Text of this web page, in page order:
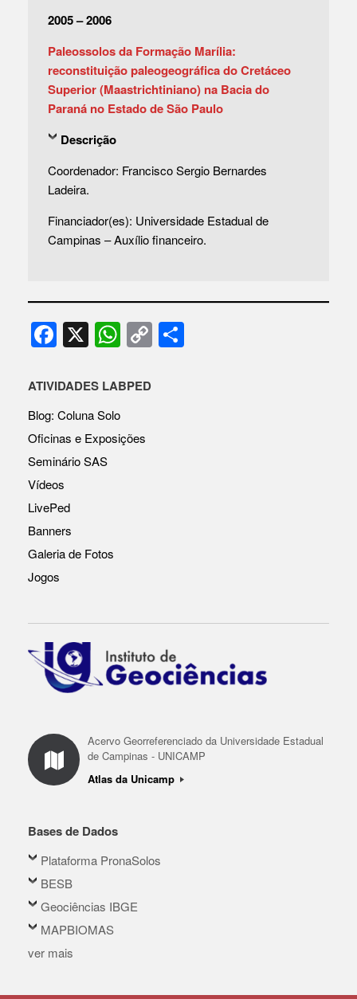
2005 – 2006
Paleossolos da Formação Marília:
reconstituição paleogeográfica do Cretáceo
Superior (Maastrichtiniano) na Bacia do
Paraná no Estado de São Paulo
Descrição
Coordenador: Francisco Sergio Bernardes
Ladeira.
Financiador(es): Universidade Estadual de
Campinas – Auxílio financeiro.
F
c
e
b
o
o
k
X W
at
A
C
ATIVIDADES LABPED
Blog: Coluna Solo
Oficinas e Exposições
Seminário SAS
Vídeos
LivePed
Banners
Galeria de Fotos
Jogos
Acervo Georreferenciado da Universidade Estadual
de Campinas - UNICAMP
Atlas da Unicamp
Bases de Dados
Plataforma PronaSolos
BESB
Geociências IBGE
MAPBIOMAS
ver mais